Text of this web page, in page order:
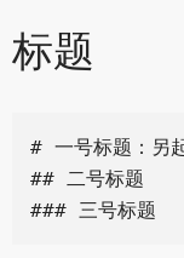
标题
# 一号标题：另
## 二号标题